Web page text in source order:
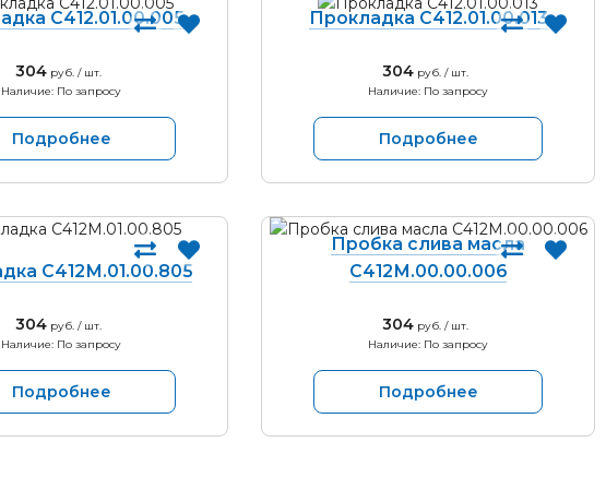
С412.01.00.005
304 руб. / шт.
Наличие: По запросу
Подробнее
Прокладка С412.01.00.013
304 руб. / шт.
Наличие: По запросу
Подробнее
С412М.01.00.805
304 руб. / шт.
Наличие: По запросу
Подробнее
Пробка слива масла
С412М.00.00.006
304 руб. / шт.
Наличие: По запросу
Подробнее